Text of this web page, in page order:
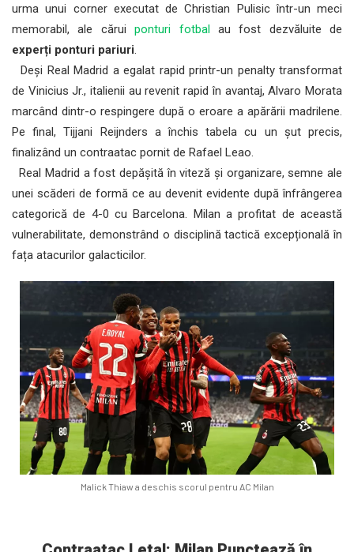
urma unui corner executat de Christian Pulisic într-un meci
memorabil, ale căruiponturi fotbalau fost dezvăluite de
experți ponturi pariuri.
Deși Real Madrid a egalat rapid printr-un penalty transformat
de Vinicius Jr., italienii au revenit rapid în avantaj, Alvaro Morata
marcând dintr-o respingere după o eroare a apărării madrilene.
Pe final, Tijjani Reijnders a închis tabela cu un șut precis,
finalizând un contraatac pornit de Rafael Leao.
Real Madrid a fost depășită în viteză și organizare, semne ale
unei scăderi de formă ce au devenit evidente după înfrângerea
categorică de 4-0 cu Barcelona. Milan a profitat de această
vulnerabilitate, demonstrând o disciplină tactică excepțională în
fața atacurilor galacticilor.
Malick Thiaw a deschis scorul pentru AC Milan